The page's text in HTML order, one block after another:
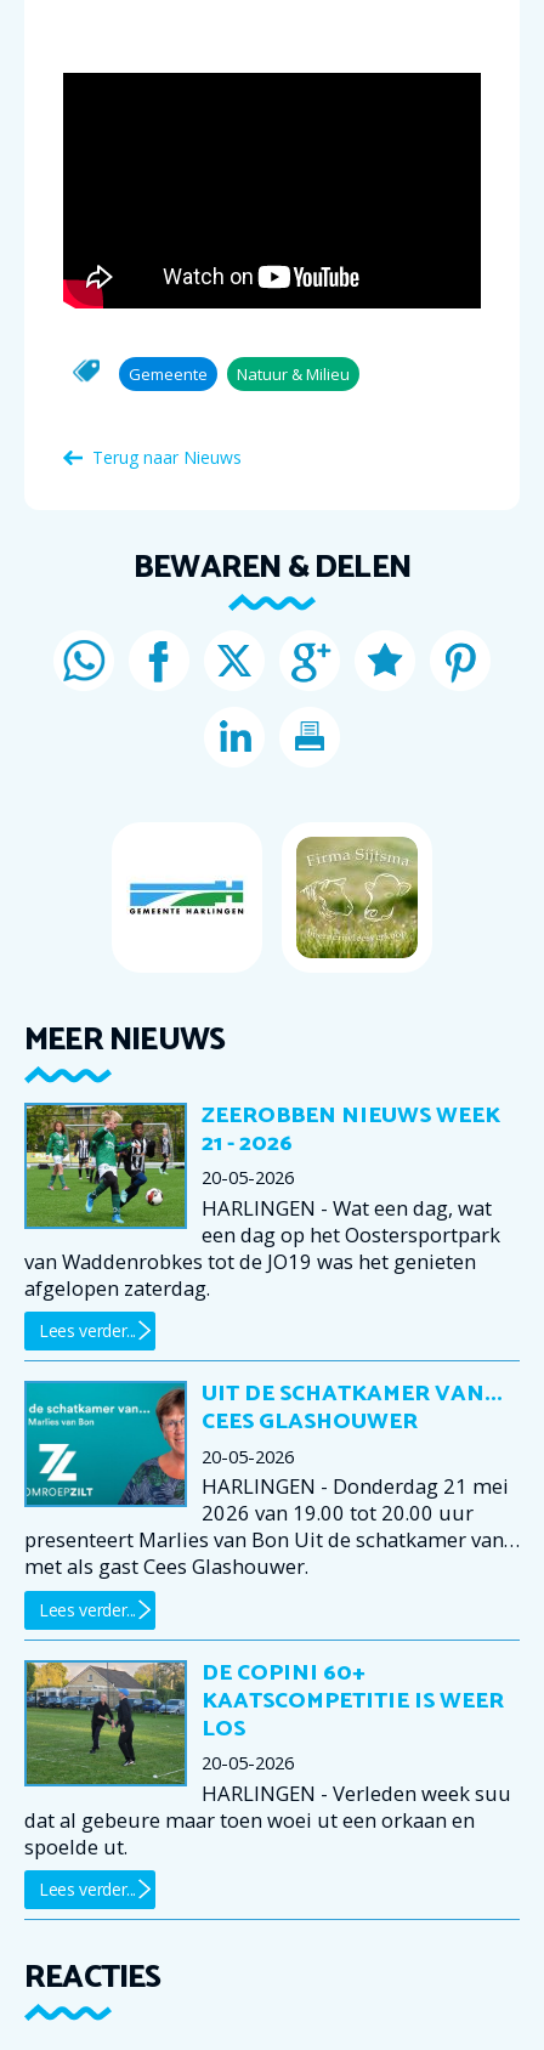
Gemeente Natuur & Milieu
Terug naar Nieuws
BEWAREN & DELEN
MEER NIEUWS
ZEEROBBEN NIEUWS WEEK
21 - 2026
20-05-2026
HARLINGEN - Wat een dag, wat
een dag op het Oostersportpark
van Waddenrobkes tot de JO19 was het genieten
afgelopen zaterdag.
Lees verder...
UIT DE SCHATKAMER VAN...
CEES GLASHOUWER
20-05-2026
HARLINGEN - Donderdag 21 mei
2026 van 19.00 tot 20.00 uur
presenteert Marlies van Bon Uit de schatkamer van…
met als gast Cees Glashouwer.
Lees verder...
DE COPINI 60+
KAATSCOMPETITIE IS WEER
LOS
20-05-2026
HARLINGEN - Verleden week suu
dat al gebeure maar toen woei ut een orkaan en
spoelde ut.
Lees verder...
REACTIES